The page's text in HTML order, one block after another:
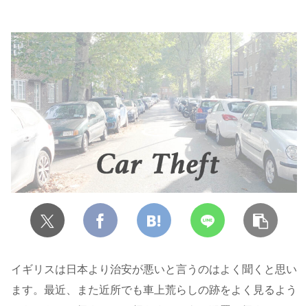
イギリスは日本より治安が悪いと言うのはよく聞くと思い
ます。最近、また近所でも車上荒らしの跡をよく見るよう